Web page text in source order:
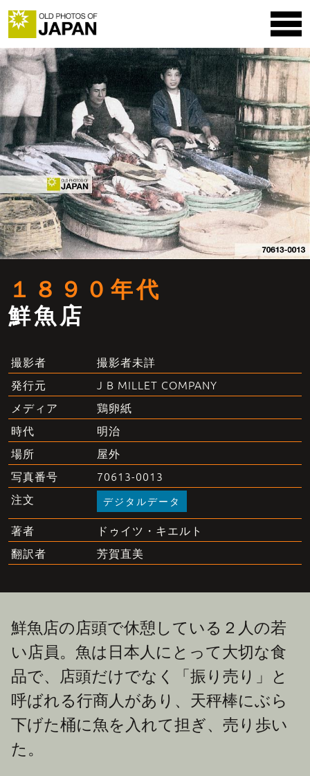
１８９０年代
鮮魚店
撮影者 撮影者未詳
発行元 J B MILLET COMPANY
メディア 鶏卵紙
時代 明治
場所 屋外
写真番号 70613-0013
注文 デジタルデータ
著者 ドゥイツ・キエルト
翻訳者 芳賀直美
鮮魚店の店頭で休憩している２人の若
い店員。魚は日本人にとって大切な食
品で、店頭だけでなく「振り売り」と
呼ばれる行商人があり、天秤棒にぶら
下げた桶に魚を入れて担ぎ、売り歩い
た。